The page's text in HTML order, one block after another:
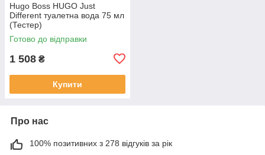
Hugo Boss HUGO Just
Different туалетна вода 75 мл
(Тестер)
Готово до відправки
1 508 ₴
Купити
Про нас
100% позитивних з 278 відгуків за рік